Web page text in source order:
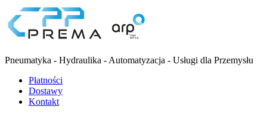
Pneumatyka - Hydraulika - Automatyzacja - Usługi dla Przemysłu
Płatności
Dostawy
Kontakt